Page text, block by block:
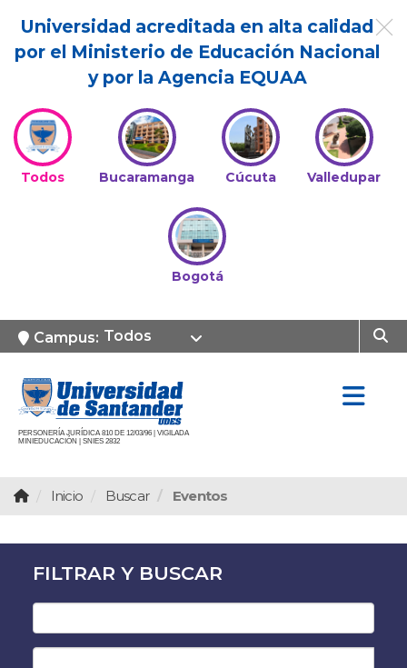
Universidad acreditada en alta calidad
por el Ministerio de Educación Nacional
y por la Agencia EQUAA
Todos Bucaramanga Cúcuta Valledupar
Bogotá
Campus: Todos
PERSONERÍA JURÍDICA 810 DE 12/03/96 | VIGILADA
MINIEDUCACIÓN | SNIES 2832
Inicio Buscar Eventos
FILTRAR Y BUSCAR